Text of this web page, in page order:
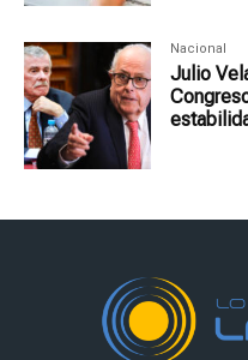
Nacional
Julio